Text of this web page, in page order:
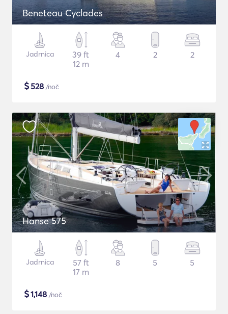
Beneteau Cyclades
Jadrnica
39 ft
12 m
4 2 2
$528 /noč
Hanse 575
Jadrnica
57 ft
17 m
8 5 5
$1,148 /noč